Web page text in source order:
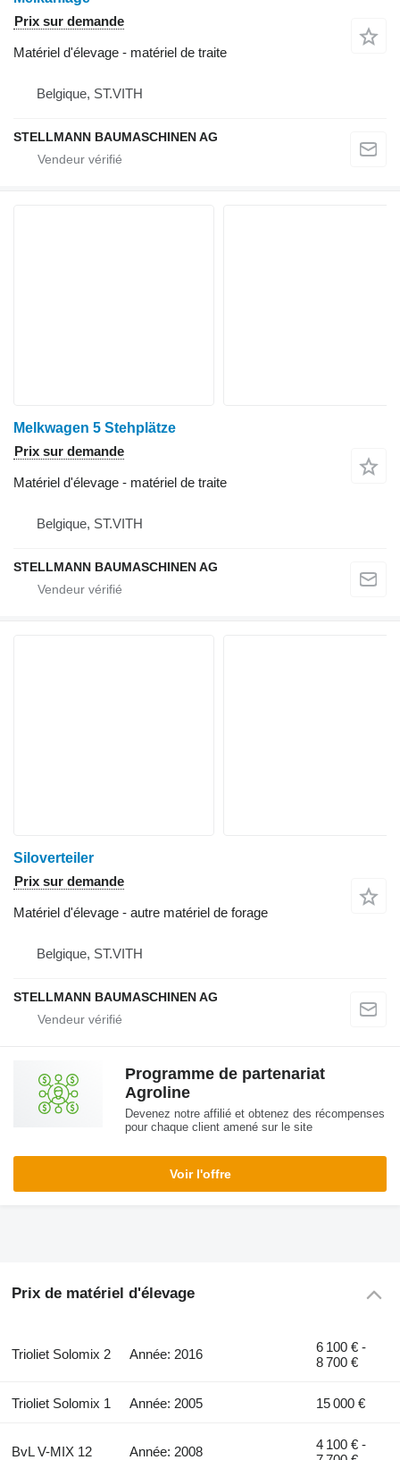
Prix sur demande
Matériel d'élevage - matériel de traite
Belgique, ST.VITH
STELLMANN BAUMASCHINEN AG
Melkwagen 5 Stehplätze
Prix sur demande
Matériel d'élevage - matériel de traite
Belgique, ST.VITH
STELLMANN BAUMASCHINEN AG
Siloverteiler
Prix sur demande
Matériel d'élevage - autre matériel de forage
Belgique, ST.VITH
STELLMANN BAUMASCHINEN AG
Programme de partenariat
Agroline
Devenez notre affilié et obtenez des récompenses
pour chaque client amené sur le site
Voir l'offre
Prix de matériel d'élevage
Trioliet Solomix 2 Année: 2016
6 100 € -
8 700 €
Trioliet Solomix 1 Année: 2005 15 000 €
BvL V-MIX 12 Année: 2008
4 100 € -